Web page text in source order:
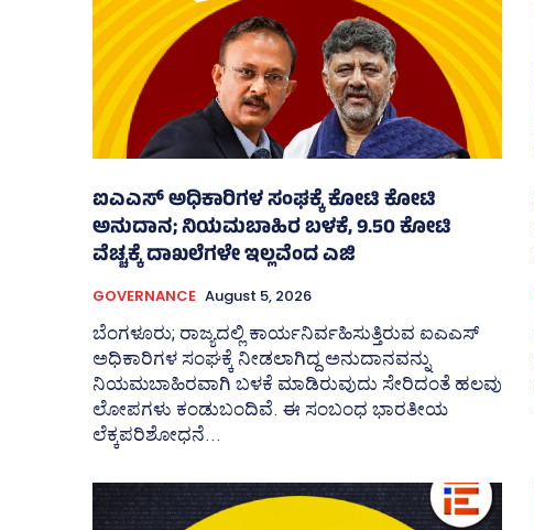
ಐಎಎಸ್‌ ಅಧಿಕಾರಿಗಳ ಸಂಘಕ್ಕೆ ಕೋಟಿ ಕೋಟಿ
ಅನುದಾನ; ನಿಯಮಬಾಹಿರ ಬಳಕೆ, 9.50 ಕೋಟಿ
ವೆಚ್ಚಕ್ಕೆ ದಾಖಲೆಗಳೇ ಇಲ್ಲವೆಂದ ಎಜಿ
GOVERNANCE August 5, 2026
ಬೆಂಗಳೂರು; ರಾಜ್ಯದಲ್ಲಿ ಕಾರ್ಯನಿರ್ವಹಿಸುತ್ತಿರುವ ಐಎಎಸ್‌
ಅಧಿಕಾರಿಗಳ ಸಂಘಕ್ಕೆ ನೀಡಲಾಗಿದ್ದ ಅನುದಾನವನ್ನು
ನಿಯಮಬಾಹಿರವಾಗಿ ಬಳಕೆ ಮಾಡಿರುವುದು ಸೇರಿದಂತೆ ಹಲವು
ಲೋಪಗಳು ಕಂಡುಬಂದಿವೆ. ಈ ಸಂಬಂಧ ಭಾರತೀಯ
ಲೆಕ್ಕಪರಿಶೋಧನೆ...